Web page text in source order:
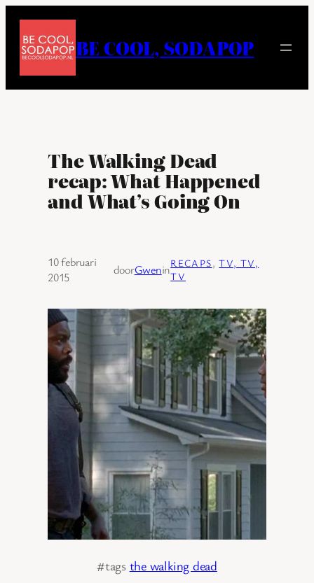
naar
inhoud
BE COOL, SODAPOP
The Walking Dead
recap: What Happened
and What’s Going On
10 februari
2015
doorGweninRECAPS, TV, TV,
TV
#tags the walking dead